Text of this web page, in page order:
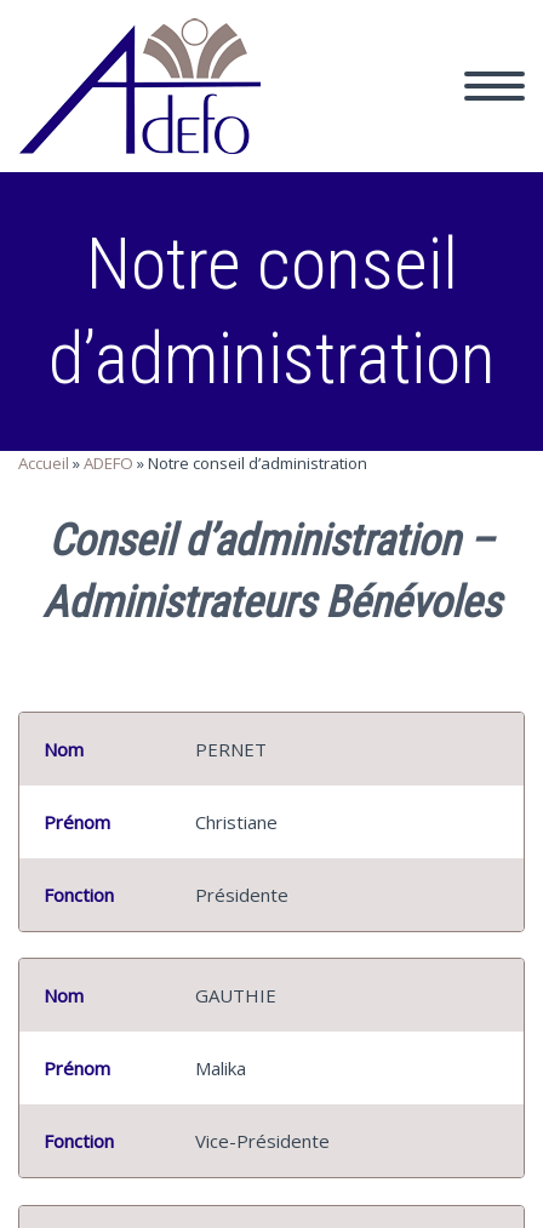
Notre conseil
d’administration
Accueil »ADEFO »Notre conseil d’administration
Conseil d’administration –
Administrateurs Bénévoles
Nom PERNET
Prénom Christiane
Fonction Présidente
Nom GAUTHIE
Prénom Malika
Fonction Vice-Présidente